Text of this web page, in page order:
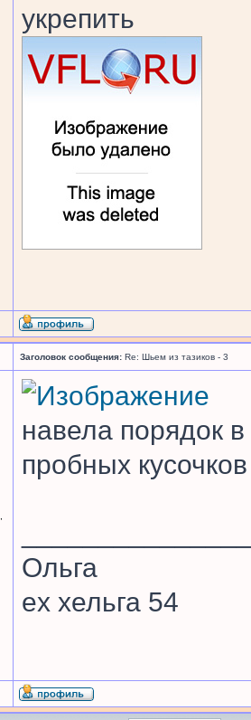
укрепить
Заголовок сообщения: Re: Шьем из тазиков - 3
навела порядок
пробных
Ольга
ex хельга 54